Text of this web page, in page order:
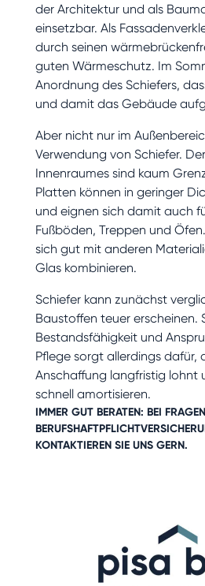
der Architektur und als
einsetzbar. Als
durch seinen
guten Wärmeschutz. Im
Anordnung des Schiefers,
und damit das Gebäude
Aber nicht nur im
Verwendung von Schiefer.
Innenraumes sind kaum
Platten können in geringer
und eignen sich damit auch
Fußböden, Treppen und
sich gut mit anderen
Glas kombinieren.
Schiefer kann zunächst
Baustoffen teuer erscheinen.
Bestandsfähigkeit und
Pflege sorgt allerdings dafür,
Anschaffung langfristig lohnt
schnell amortisieren.
IMMER GUT BERATEN: BEI
KONTAKTIEREN SIE UNS GERN.